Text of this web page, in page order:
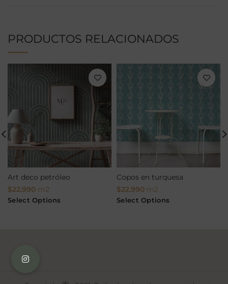
PRODUCTOS RELACIONADOS
Art deco petróleo
$22.990 m2
Select Options
Copos en turquesa
$22.990 m2
Select Options